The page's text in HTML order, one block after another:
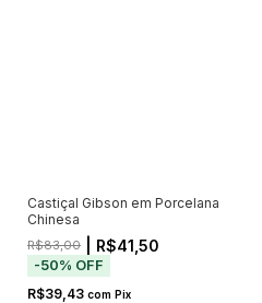
Castiçal Gibson em Porcelana
Chinesa
R$83,00 | R$41,50
-50% OFF
R$39,43 com Pix